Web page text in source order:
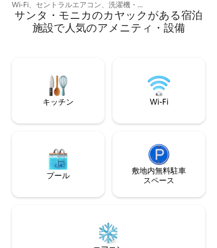
Wi-Fi、セントラルエアコン、洗濯機・乾
燥機、無料駐車スペース2台分。 リゾート
のアメニティ： ジャグジー/ 🧂 H2Oプー
ル 🏊 ジム| マリーナビューのファイヤー
だけます☀️🏖️ お子様用のアメニティもす
べて揃っており、とても楽なバケーショ
ンになります。 綿の寝具を備えた超快適
なホテル仕様のベッド。合成繊維のシー
としています🛋️ 🌠 🍿
でコレクション
ター＆エアコン。
グファン。 4,000平方フィートの裏庭に
は、池、9フィー
Roanの「Casual」
サンタ・モニカのカヤックがある宿泊
施設で人気のアメニティ・設備
キッチン Wi-Fi
プール
敷地内無料駐⁠車
ス⁠ペ⁠ー⁠ス